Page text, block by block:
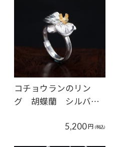
コチョウランのリン
グ 胡蝶蘭 シルバ…
5,200円 (税込)